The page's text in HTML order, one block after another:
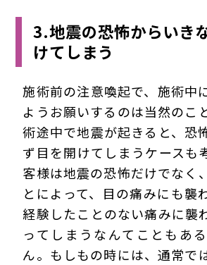
3.地震の恐怖からいき
けてしまう
施術前の注意喚起で、施術中
ようお願いするのは当然のこ
術途中で地震が起きると、恐
ず目を開けてしまうケースも
客様は地震の恐怖だけでなく
とによって、目の痛みにも襲
経験したことのない痛みに襲
ってしまうなんてこともあ
ん。もしもの時には、通常で